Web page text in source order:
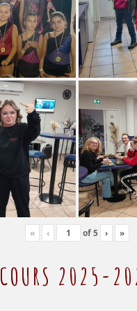
« ‹ of5 › »
COURS 2025-